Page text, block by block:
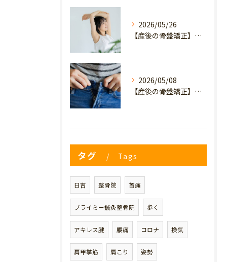
2026/05/26
【産後の骨盤矯正】産後の原因不明なイライラ・疲れやすさは骨盤のせい？心と体を軽くするヒント
2026/05/08
【産後の骨盤矯正】妊娠前のデニムが履けない…
タグ Tags
日吉 整骨院 首痛
プライミー鍼灸整骨院 歩く
アキレス腱 腰痛 コロナ 換気
肩甲挙筋 肩こり 姿勢